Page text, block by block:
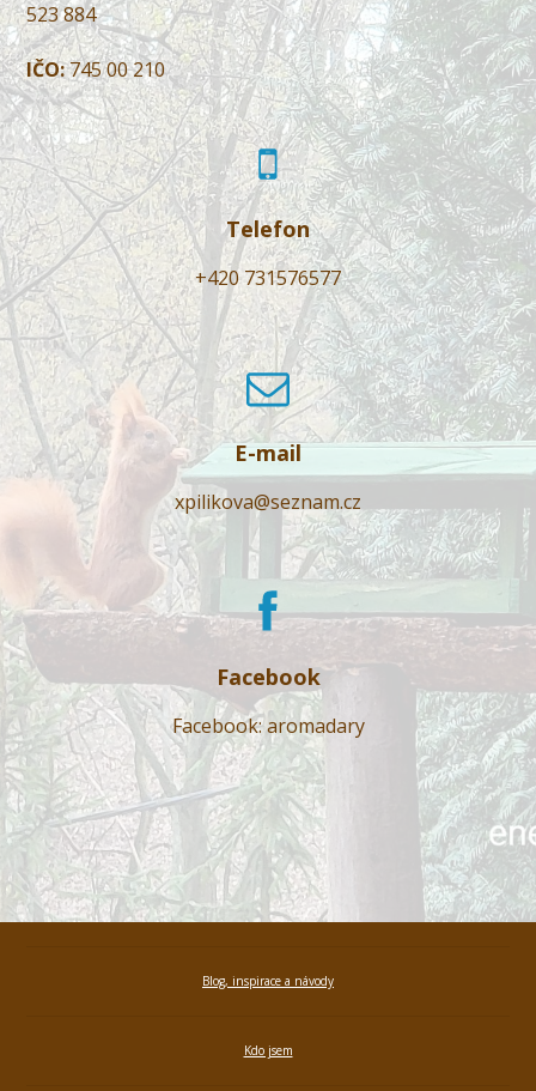
523 884
IČO:745 00 210
Telefon
+420 731576577
E-mail
xpilikova@seznam.cz
Facebook
Facebook: aromadary
Blog, inspirace a návody
Kdo jsem